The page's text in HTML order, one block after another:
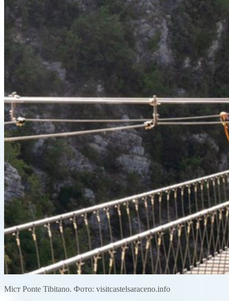
Міст Ponte Tibitano. Фото: visitcastelsaraceno.info